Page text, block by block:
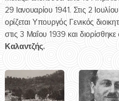
29 Ιανουαρίου 1941. Στις 2
ορίζεται Υπουργός Γενικός
στις 3 Μαΐου 1939 και
Καλαντζής.